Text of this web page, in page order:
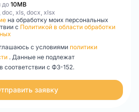
до 10MB
doc, xls, docx, xlsx
на обработку моих персональных
с Политикой в области обработки
с условиями политики
. Данные не подлежат
соответствии с ФЗ-152.
заявку